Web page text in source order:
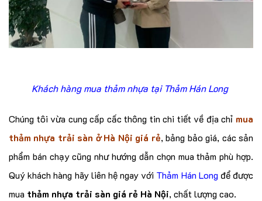
Khách hàng mua thảm nhựa tại Thảm Hán Long
Chúng tôi vừa cung cấp cấc thông tin chi tiết về địa chỉ mua
thảm nhựa trải sàn ở Hà Nội giá rẻ, bảng bảo giá, các sản
phẩm bán chạy cũng như hướng dẫn chọn mua thảm phù hợp.
Quý khách hàng hãy liên hệ ngay với Thảm Hán Long để được
mua thảm nhựa trải sàn giá rẻ Hà Nội, chất lượng cao.